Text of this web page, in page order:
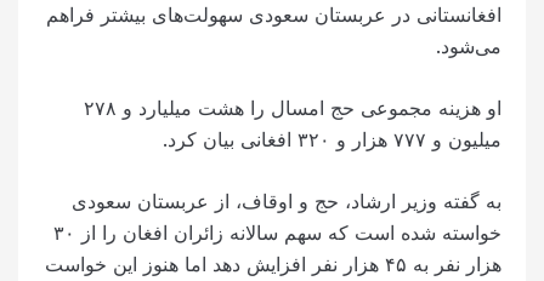
افغانستانی در عربستان سعودی سهولت‌های بیشتر فراهم
می‌شود.
او هزینه مجموعی حج امسال را هشت میلیارد و ۲۷۸
میلیون و ۷۷۷ هزار و ۳۲۰ افغانی بیان کرد.
به گفته وزیر ارشاد، حج و اوقاف، از عربستان سعودی
خواسته شده است که سهم سالانه زائران افغان را از ۳۰
هزار نفر به ۴۵ هزار نفر افزایش دهد اما هنوز این خواست